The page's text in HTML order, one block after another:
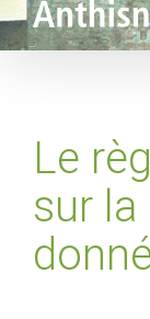
Le
sur